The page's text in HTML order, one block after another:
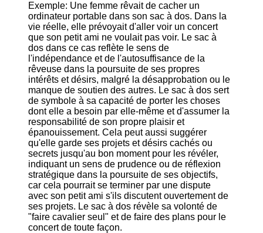
Exemple: Une femme rêvait de cacher un
ordinateur portable dans son sac à dos. Dans la
vie réelle, elle prévoyait d'aller voir un concert
que son petit ami ne voulait pas voir. Le sac à
dos dans ce cas reflète le sens de
l'indépendance et de l'autosuffisance de la
rêveuse dans la poursuite de ses propres
intérêts et désirs, malgré la désapprobation ou le
manque de soutien des autres. Le sac à dos sert
de symbole à sa capacité de porter les choses
dont elle a besoin par elle-même et d'assumer la
responsabilité de son propre plaisir et
épanouissement. Cela peut aussi suggérer
qu'elle garde ses projets et désirs cachés ou
secrets jusqu'au bon moment pour les révéler,
indiquant un sens de prudence ou de réflexion
stratégique dans la poursuite de ses objectifs,
car cela pourrait se terminer par une dispute
avec son petit ami s'ils discutent ouvertement de
ses projets. Le sac à dos révèle sa volonté de
"faire cavalier seul" et de faire des plans pour le
concert de toute façon.